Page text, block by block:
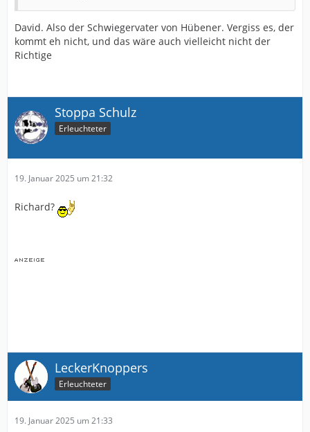
David. Also der Schwiegervater von Hübener. Vergiss es, der
kommt eh nicht, und das wäre auch vielleicht nicht der
Richtige
Stoppa Schulz
Erleuchteter
19. Januar 2025 um 21:32
Richard?
LeckerKnoppers
Erleuchteter
19. Januar 2025 um 21:33